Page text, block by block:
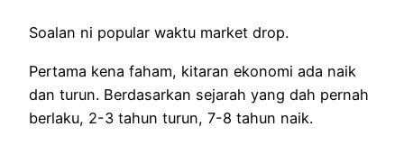
Soalan ni popular waktu market drop.
Pertama kena faham, kitaran ekonomi ada naik
dan turun. Berdasarkan sejarah yang dah pernah
berlaku, 2-3 tahun turun, 7-8 tahun naik.